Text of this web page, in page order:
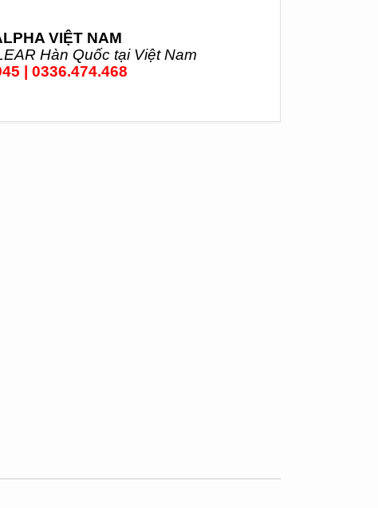
VIỆT NAM
Hàn Quốc tại Việt Nam
| 0336.474.468